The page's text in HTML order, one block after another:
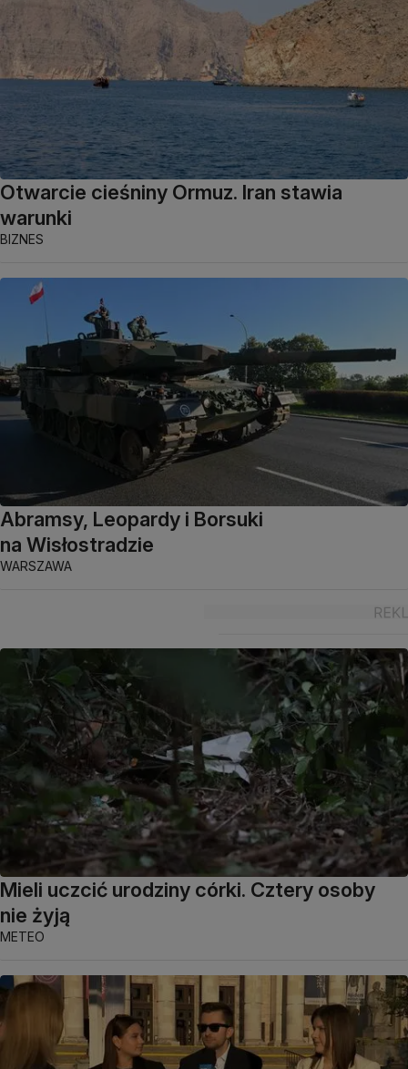
Otwarcie cieśniny Ormuz. Iran stawia
warunki
BIZNES
Abramsy, Leopardy i Borsuki
na Wisłostradzie
WARSZAWA
Mieli uczcić urodziny córki. Cztery osoby
nie żyją
METEO